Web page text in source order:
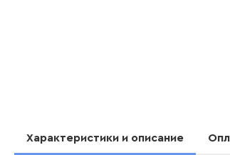
Характеристики и описание